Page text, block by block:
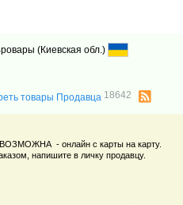
(Киевская обл.)
товары Продавца 18642
- онлайн с карты на карту.
напишите в личку продавцу.